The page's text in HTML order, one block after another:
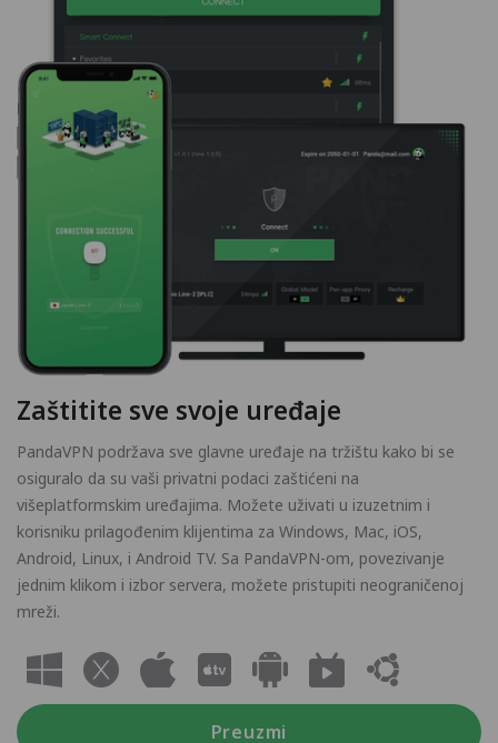
Zaštitite sve svoje uređaje
PandaVPN podržava sve glavne uređaje na tržištu kako bi se
osiguralo da su vaši privatni podaci zaštićeni na
višeplatformskim uređajima. Možete uživati u izuzetnim i
korisniku prilagođenim klijentima za Windows, Mac, iOS,
Android, Linux, i Android TV. Sa PandaVPN-om, povezivanje
jednim klikom i izbor servera, možete pristupiti neograničenoj
mreži.
Preuzmi